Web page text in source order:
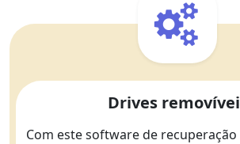
Drives
Com este software de recuperação